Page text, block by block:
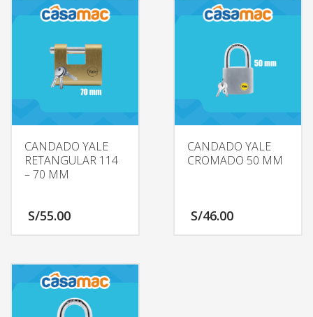
CANDADO YALE
RETANGULAR 114
– 70 MM
S/55.00
CANDADO YALE
CROMADO 50 MM
S/46.00